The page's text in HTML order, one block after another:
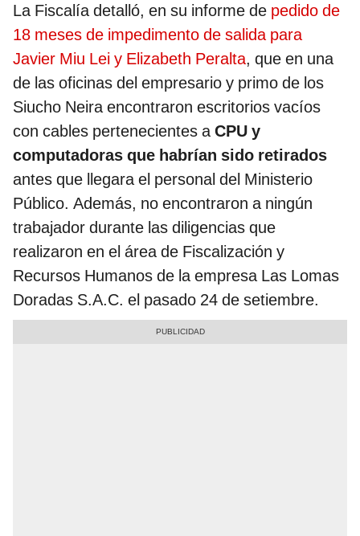
La Fiscalía detalló, en su informe de pedido de
18 meses de impedimento de salida para
Javier Miu Lei y Elizabeth Peralta, que en una
de las oficinas del empresario y primo de los
Siucho Neira encontraron escritorios vacíos
con cables pertenecientes aCPU y
computadoras que habrían sido retirados
antes que llegara el personal del Ministerio
Público. Además, no encontraron a ningún
trabajador durante las diligencias que
realizaron en el área de Fiscalización y
Recursos Humanos de la empresa Las Lomas
Doradas S.A.C. el pasado 24 de setiembre.